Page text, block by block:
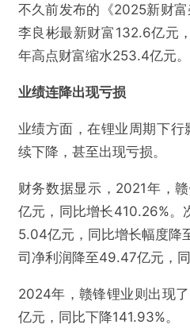
不久前发布的《2025新财
李良彬最新财富132.6亿元
年高点财富缩水253.4亿元。
业绩连降出现亏损
业绩方面，在锂业周期下
续下降，甚至出现亏损。
财务数据显示，2021年，
亿元，同比增长410.26%。
5.04亿元，同比增长幅度降
司净利润降至49.47亿元，同
2024年，赣锋锂业则出现
亿元，同比下降141.93%。